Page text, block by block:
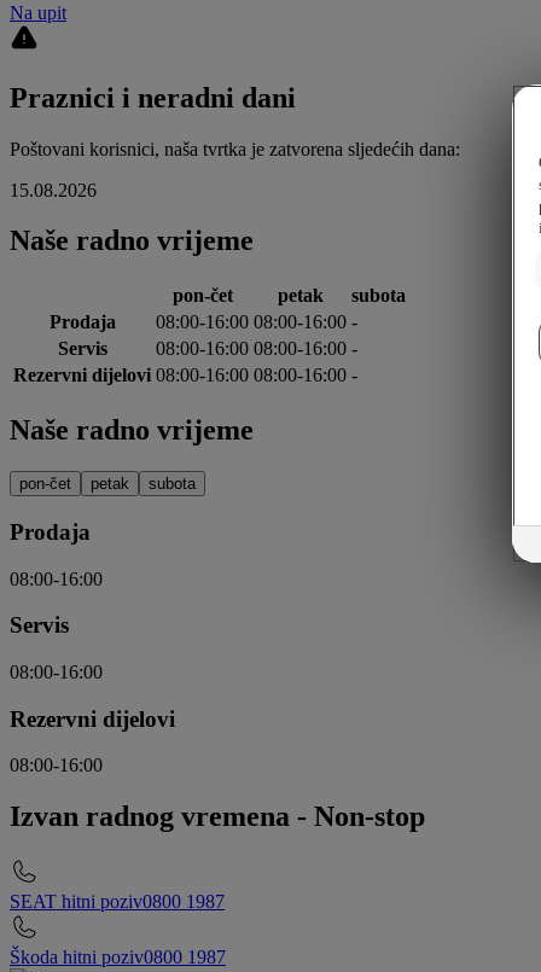
Na upit
Praznici i neradni dani
Poštovani korisnici, naša tvrtka je zatvorena sljedećih dana:
15.08.2026
Naše radno vrijeme
pon-čet petak
subota
Prodaja
08:00-16:00 08:00-16:00 -
Servis
08:00-16:00 08:00-16:00 -
Rezervni dijelovi 08:00-16:00 08:00-16:00 -
Naše radno vrijeme
pon-čet petak subota
Prodaja
08:00-16:00
Servis
08:00-16:00
Rezervni dijelovi
08:00-16:00
Izvan radnog vremena - Non-stop
SEAT hitni poziv0800 1987
Škoda hitni poziv0800 1987